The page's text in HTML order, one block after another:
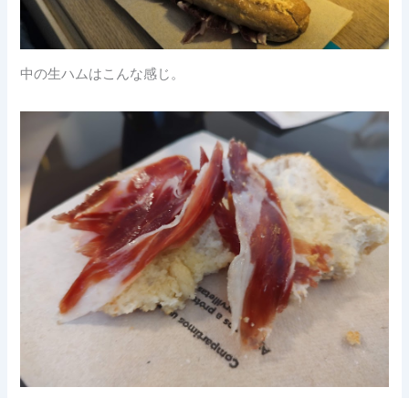
中の生ハムはこんな感じ。